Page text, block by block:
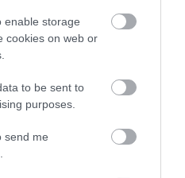
enable storage
cookies on web or
to be sent to
purposes.
send me